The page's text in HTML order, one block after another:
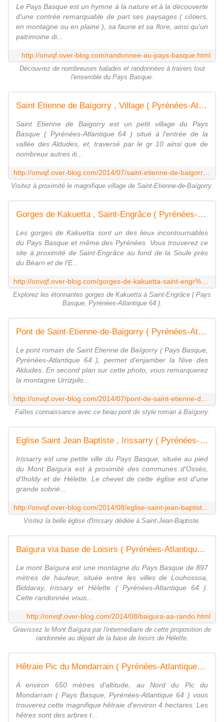
Le Pays Basque est un hymne à la nature et à la découverte
d'une contrée remarquable de part ses paysages ( côtiers,
en montagne ou en plaine ), sa faune et sa flore, ainsi qu'un
patrimoine di...
http://onvqf.over-blog.com/randonnee-au-pays-basque.html
Découvrez de nombreuses balades et randonnées à travers tout
l'ensemble du Pays Basque.
Saint Etienne de Baïgorry , Village ( Pyrénées-Atlantiques 64 ) AA - ONVQF.over-blog.com
Saint Etienne de Baigorry est un petit village du Pays
Basque ( Pyrénées-Atlantique 64 ) situé à l'entrée de la
vallée des Aldudes, et, traversé par le gr 10 ainsi que de
nombreux autres iti...
Visitez à proximité le magnifique village de Saint-Etienne-de-Baïgorry.
Gorges de Kakuetta , Saint-Engrâce ( Pyrénées-Atlantiques 64 ) AAA Promenade - ONVQF.over-blog.com
Les gorges de Kakuetta sont un des lieux incontournables
du Pays Basque et même des Pyrénées. Vous trouverez ce
site à proximité de Saint-Engrâce au fond de la Soule près
du Béarn et de l'E...
Explorez les étonnantes gorges de Kakuetta à Saint-Engrâce ( Pays
Basque, Pyrénées-Atlantique 64 ).
Pont de Saint-Etienne-de-Baigorry ( Pyrénées-Atlantiques 64 ) AAA - ONVQF.over-blog.com
Le pont romain de Saint Etienne de Baïgorry ( Pays Basque,
Pyrénées-Atlantique 64 ), permet d'enjamber la Nive des
Aldudes. En second plan sur cette photo, vous remarquerez
la montagne Urrizpilo...
Faîtes connaissance avec ce beau pont de style roman à Baïgorry.
Eglise Saint Jean Baptiste , Irissarry ( Pyrénées-Atlantiques 64 ) AA - ONVQF.over-blog.com
Irissarry est une petite ville du Pays Basque, située au pied
du Mont Baïgura est à proximité des communes d'Ossès,
d'Iholdy et de Hélette. Le chevet de cette église est d'une
grande sobrié...
Visitez la belle église d'Irissary dédiée à Saint-Jean-Baptiste.
Baïgura via base de Loisirs ( Pyrénées-Atlantiques 64 ) AA Rando - ONVQF.over-blog.com
Le mont Baïgura est une montagne du Pays Basque de 897
mètres de hauteur, située entre les villes de Louhossoa,
Biddaray, Irissary et Hélette ( Pyrénées-Atlantique 64 ).
Cette randonnée vous...
http://onvqf.over-blog.com/2014/08/baigura-aa-rando.html
Gravissez le Mont Baïgura par l'intermédiaire de cette proposition de
randonnée au départ de la base de loisirs de Hélette.
Hêtraie Pic du Mondarrain ( Pyrénées-Atlantiques 64 ) AA - ONVQF.over-blog.com
A environ 650 mètres d'altitude, au Nord du Pic du
Mondarrain ( Pays Basque, Pyrénées-Atlantique 64 ) vous
trouverez cette magnifique hêtraie d'environ 4 hectares. Les
hêtres sont des arbres t...